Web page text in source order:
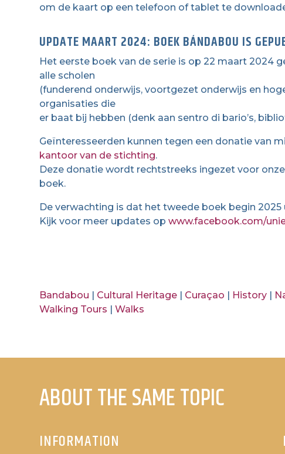
om de kaart op een telefoon of tablet te
UPDATE MAART 2024: BOEK BÁNDABOU IS
Het eerste boek van de serie is op 22 maart 2024
alle scholen
(funderend onderwijs, voortgezet onderwijs en
organisaties die
er baat bij hebben (denk aan sentro di bario’s,
Geïnteresseerden kunnen tegen een donatie van
kantoor van de stichting.
Deze donatie wordt rechtstreeks ingezet voor
boek.
De verwachting is dat het tweede boek begin
Kijk voor meer updates opwww.facebook.com/
Bandabou Cultural Heritage Curaçao History
Walking Tours |Walks
ABOUT THE SAME TOPIC
INFORMATION